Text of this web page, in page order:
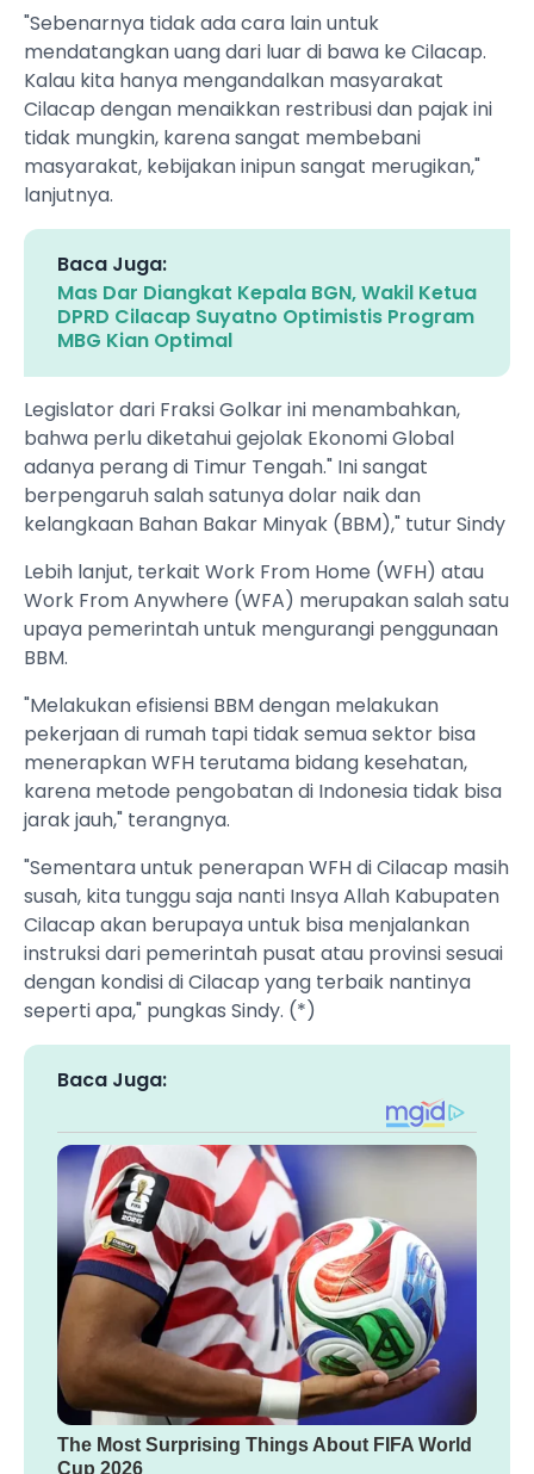
"Sebenarnya tidak ada cara lain untuk
mendatangkan uang dari luar di bawa ke Cilacap.
Kalau kita hanya mengandalkan masyarakat
Cilacap dengan menaikkan restribusi dan pajak ini
tidak mungkin, karena sangat membebani
masyarakat, kebijakan inipun sangat merugikan,"
lanjutnya.
Baca Juga:
Mas Dar Diangkat Kepala BGN, Wakil Ketua
DPRD Cilacap Suyatno Optimistis Program
MBG Kian Optimal
Legislator dari Fraksi Golkar ini menambahkan,
bahwa perlu diketahui gejolak Ekonomi Global
adanya perang di Timur Tengah." Ini sangat
berpengaruh salah satunya dolar naik dan
kelangkaan Bahan Bakar Minyak (BBM)," tutur Sindy
Lebih lanjut, terkait Work From Home (WFH) atau
Work From Anywhere (WFA) merupakan salah satu
upaya pemerintah untuk mengurangi penggunaan
BBM.
"Melakukan efisiensi BBM dengan melakukan
pekerjaan di rumah tapi tidak semua sektor bisa
menerapkan WFH terutama bidang kesehatan,
karena metode pengobatan di Indonesia tidak bisa
jarak jauh," terangnya.
"Sementara untuk penerapan WFH di Cilacap masih
susah, kita tunggu saja nanti Insya Allah Kabupaten
Cilacap akan berupaya untuk bisa menjalankan
instruksi dari pemerintah pusat atau provinsi sesuai
dengan kondisi di Cilacap yang terbaik nantinya
seperti apa," pungkas Sindy. (*)
Baca Juga: